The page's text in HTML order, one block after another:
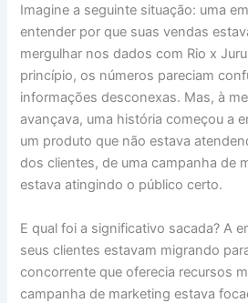
Imagine a seguinte situação: uma
entender por que suas vendas
mergulhar nos dados com Rio x
princípio, os números pareciam
informações desconexas. Mas, à
avançava, uma história começou a
um produto que não estava
dos clientes, de uma campanha de
estava atingindo o público certo.
E qual foi a significativo sacada? A
seus clientes estavam migrando
concorrente que oferecia recursos
campanha de marketing estava